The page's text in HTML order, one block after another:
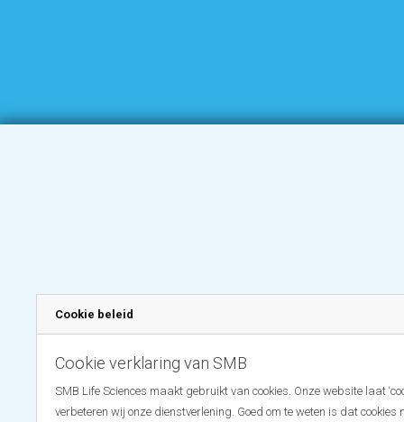
Cookie beleid
Cookie verklaring van SMB
SMB Life Sciences maakt gebruikt van cookies. Onze website laat
verbeteren wij onze dienstverlening. Goed om te weten is dat